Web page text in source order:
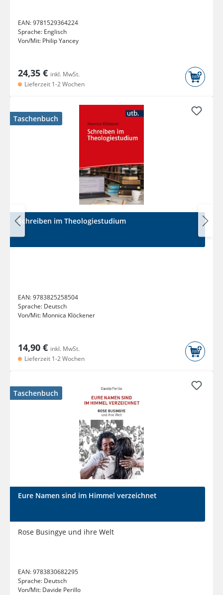
EAN:9781529364224
Sprache: Englisch
Von/Mit: Philip Yancey
24,35 € inkl. MwSt.
Lieferzeit 1-2 Wochen
Taschenbuch
Schreiben im Theologiestudium
EAN:9783825258504
Sprache: Deutsch
Von/Mit: Monnica Klöckener
14,90 € inkl. MwSt.
Lieferzeit 1-2 Wochen
Taschenbuch
Eure Namen sind im Himmel verzeichnet
Rose Busingye und ihre Welt
EAN:9783830682295
Sprache: Deutsch
Von/Mit: Davide Perillo